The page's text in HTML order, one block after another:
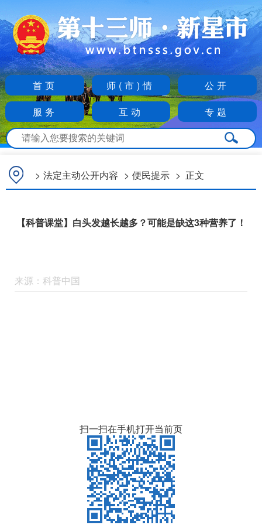
首页 师(市)情
公开
服务
互动 专题
> 法定主动公开内容 > 便民提示 > 正文
【科普课堂】白头发越长越多？可能是缺这3种营养了！
来源： 科普中国
扫一扫在手机打开当前页